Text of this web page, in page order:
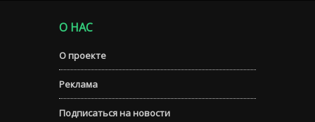
О НАС
О проекте
Реклама
Подписаться на новости